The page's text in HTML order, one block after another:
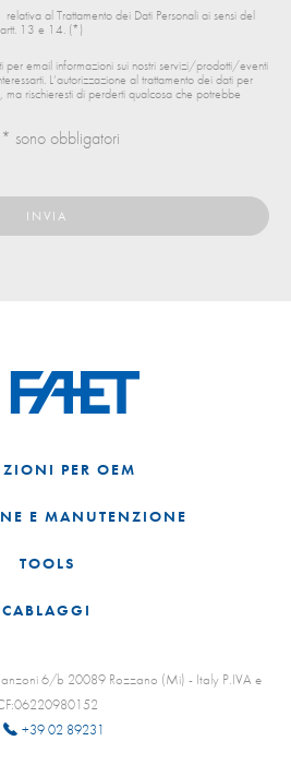
relativa al Trattamento dei Dati Personali ai sensi del
13 e 14. (*)
per email informazioni sui nostri servizi/prodotti/eventi
L’autorizzazione al trattamento dei dati per
ma rischieresti di perderti qualcosa che potrebbe
sono obbligatori
PER OEM
E MANUTENZIONE
TOOLS
CABLAGGI
6/b 20089 Rozzano (Mi) - Italy P.IVA e
+39 02 89231